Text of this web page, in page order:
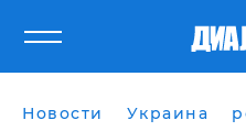
Новости Украина